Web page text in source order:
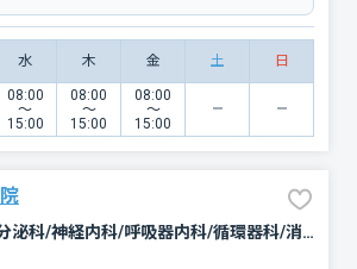
水 木 金 土 日
08:00
〜
15:00
08:00
〜
15:00
08:00
〜
15:00
内科/血液内科/内分泌科/神経内科/呼吸器内科/循環器科/消化器科/緩和ケア/外科/脳神経外科/呼吸器外科/心臓血管外科/整形外科/形成外科/小児科/産婦人科/眼科/耳鼻咽喉科/皮膚科/泌尿器科/精神科・神経科/歯科/歯科口腔外科/リウマチ科/リハビリテーション/放射線科/腫瘍内科・外科/臨床検査・病理診断/麻酔科